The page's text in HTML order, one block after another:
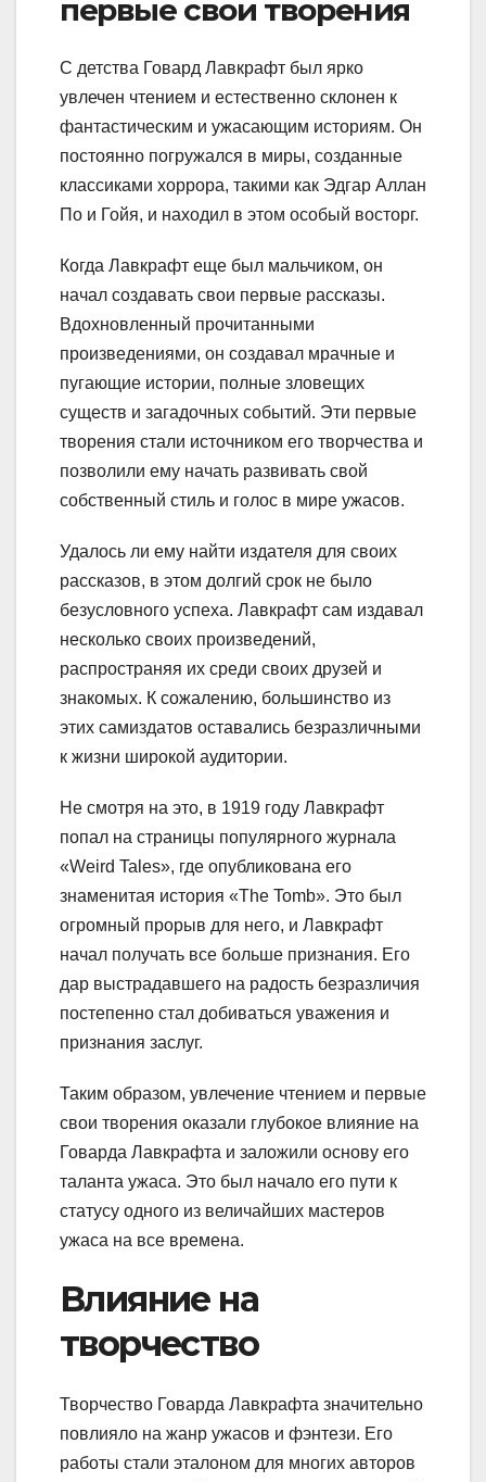
первые свои творения
С детства Говард Лавкрафт был ярко
увлечен чтением и естественно склонен к
фантастическим и ужасающим историям. Он
постоянно погружался в миры, созданные
классиками хоррора, такими как Эдгар Аллан
По и Гойя, и находил в этом особый восторг.
Когда Лавкрафт еще был мальчиком, он
начал создавать свои первые рассказы.
Вдохновленный прочитанными
произведениями, он создавал мрачные и
пугающие истории, полные зловещих
существ и загадочных событий. Эти первые
творения стали источником его творчества и
позволили ему начать развивать свой
собственный стиль и голос в мире ужасов.
Удалось ли ему найти издателя для своих
рассказов, в этом долгий срок не было
безусловного успеха. Лавкрафт сам издавал
несколько своих произведений,
распространяя их среди своих друзей и
знакомых. К сожалению, большинство из
этих самиздатов оставались безразличными
к жизни широкой аудитории.
Не смотря на это, в 1919 году Лавкрафт
попал на страницы популярного журнала
«Weird Tales», где опубликована его
знаменитая история «The Tomb». Это был
огромный прорыв для него, и Лавкрафт
начал получать все больше признания. Его
дар выстрадавшего на радость безразличия
постепенно стал добиваться уважения и
признания заслуг.
Таким образом, увлечение чтением и первые
свои творения оказали глубокое влияние на
Говарда Лавкрафта и заложили основу его
таланта ужаса. Это был начало его пути к
статусу одного из величайших мастеров
ужаса на все времена.
Влияние на
творчество
Творчество Говарда Лавкрафта значительно
повлияло на жанр ужасов и фэнтези. Его
работы стали эталоном для многих авторов